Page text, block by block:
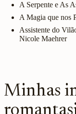
A Serpente e As
A Magia que nos
Assistente do
Nicole Maehrer
Minhas